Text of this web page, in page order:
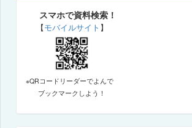
スマホで資料検索！
【モバイルサイト 】
※QRコードリーダーでよんで
ブックマークしよう！